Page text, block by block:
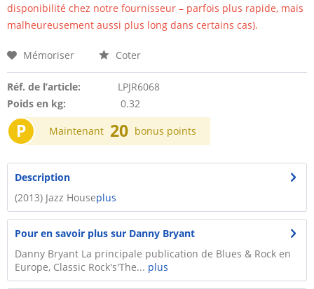
disponibilité chez notre fournisseur – parfois plus rapide, mais
malheureusement aussi plus long dans certains cas).
Mémoriser Coter
Réf. de l’article:
LPJR6068
Poids en kg:
0.32
P Maintenant 20 bonus points
Description
(2013) Jazz Houseplus
Pour en savoir plus sur Danny Bryant
Danny Bryant La principale publication de Blues & Rock en
Europe, Classic Rock's'The... plus